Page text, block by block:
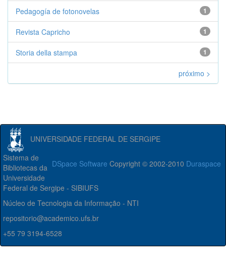
1
Pedagogía de fotonovelas
1
Revista Capricho
1
Storia della stampa
próximo >
UNIVERSIDADE FEDERAL DE SERGIPE
DSpace Software Copyright © 2002-2010 Duraspace
Sistema de
Bibliotecas da
Universidade
Federal de Sergipe - SIBIUFS
Núcleo de Tecnologia da Informação - NTI
repositorio@academico.ufs.br
+55 79 3194-6528